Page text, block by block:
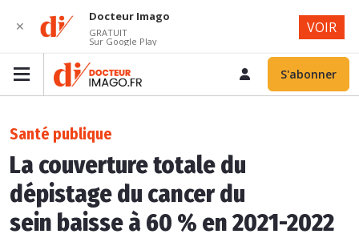
S'abonner
Santé publique
La couverture totale du
dépistage du cancer du
sein baisse à 60 % en 2021-2022
✕
Docteur Imago
GRATUIT
Sur Google Play
VOIR